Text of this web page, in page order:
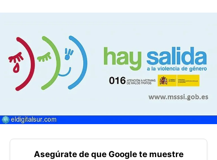
Asegúrate de que Google te muestre